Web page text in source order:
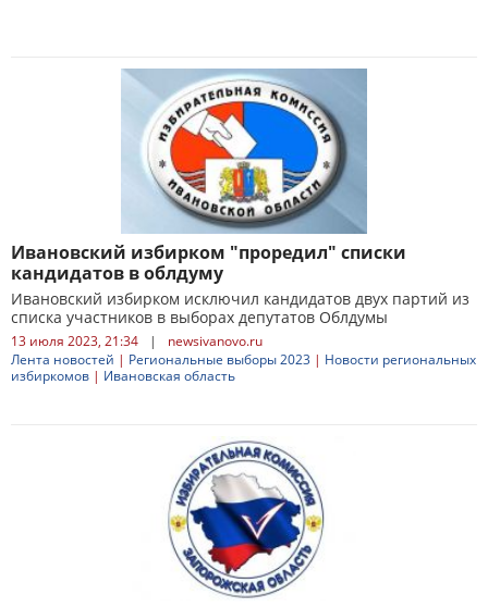
Ивановский избирком "проредил" списки
кандидатов в облдуму
Ивановский избирком исключил кандидатов двух партий из
списка участников в выборах депутатов Облдумы
13 июля 2023, 21:34 |
newsivanovo.ru
Лента новостей | Региональные выборы 2023 | Новости региональных
избиркомов | Ивановская область